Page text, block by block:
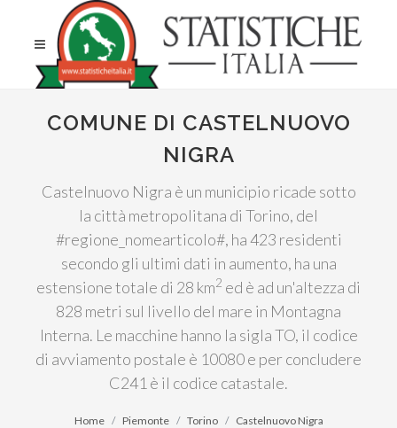
COMUNE DI CASTELNUOVO
NIGRA
Castelnuovo Nigra è un municipio ricade sotto
la città metropolitana di Torino, del
#regione_nomearticolo#, ha 423 residenti
secondo gli ultimi dati in aumento, ha una
estensione totale di 28 km2 ed è ad un'altezza di
828 metri sul livello del mare in Montagna
Interna. Le macchine hanno la sigla TO, il codice
di avviamento postale è 10080 e per concludere
C241 è il codice catastale.
Home Piemonte Torino Castelnuovo Nigra